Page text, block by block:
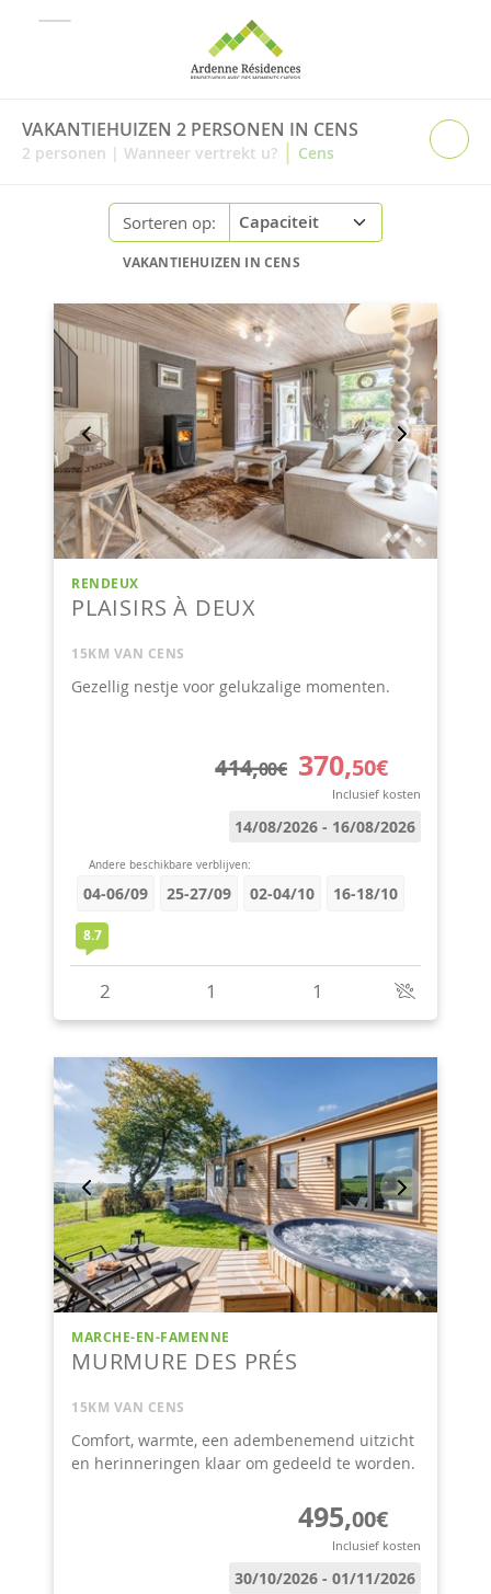
VAKANTIEHUIZEN 2 PERSONEN IN CENS
2 personen | Wanneer vertrekt u? | Cens
Sorteren op:
VAKANTIEHUIZEN IN CENS